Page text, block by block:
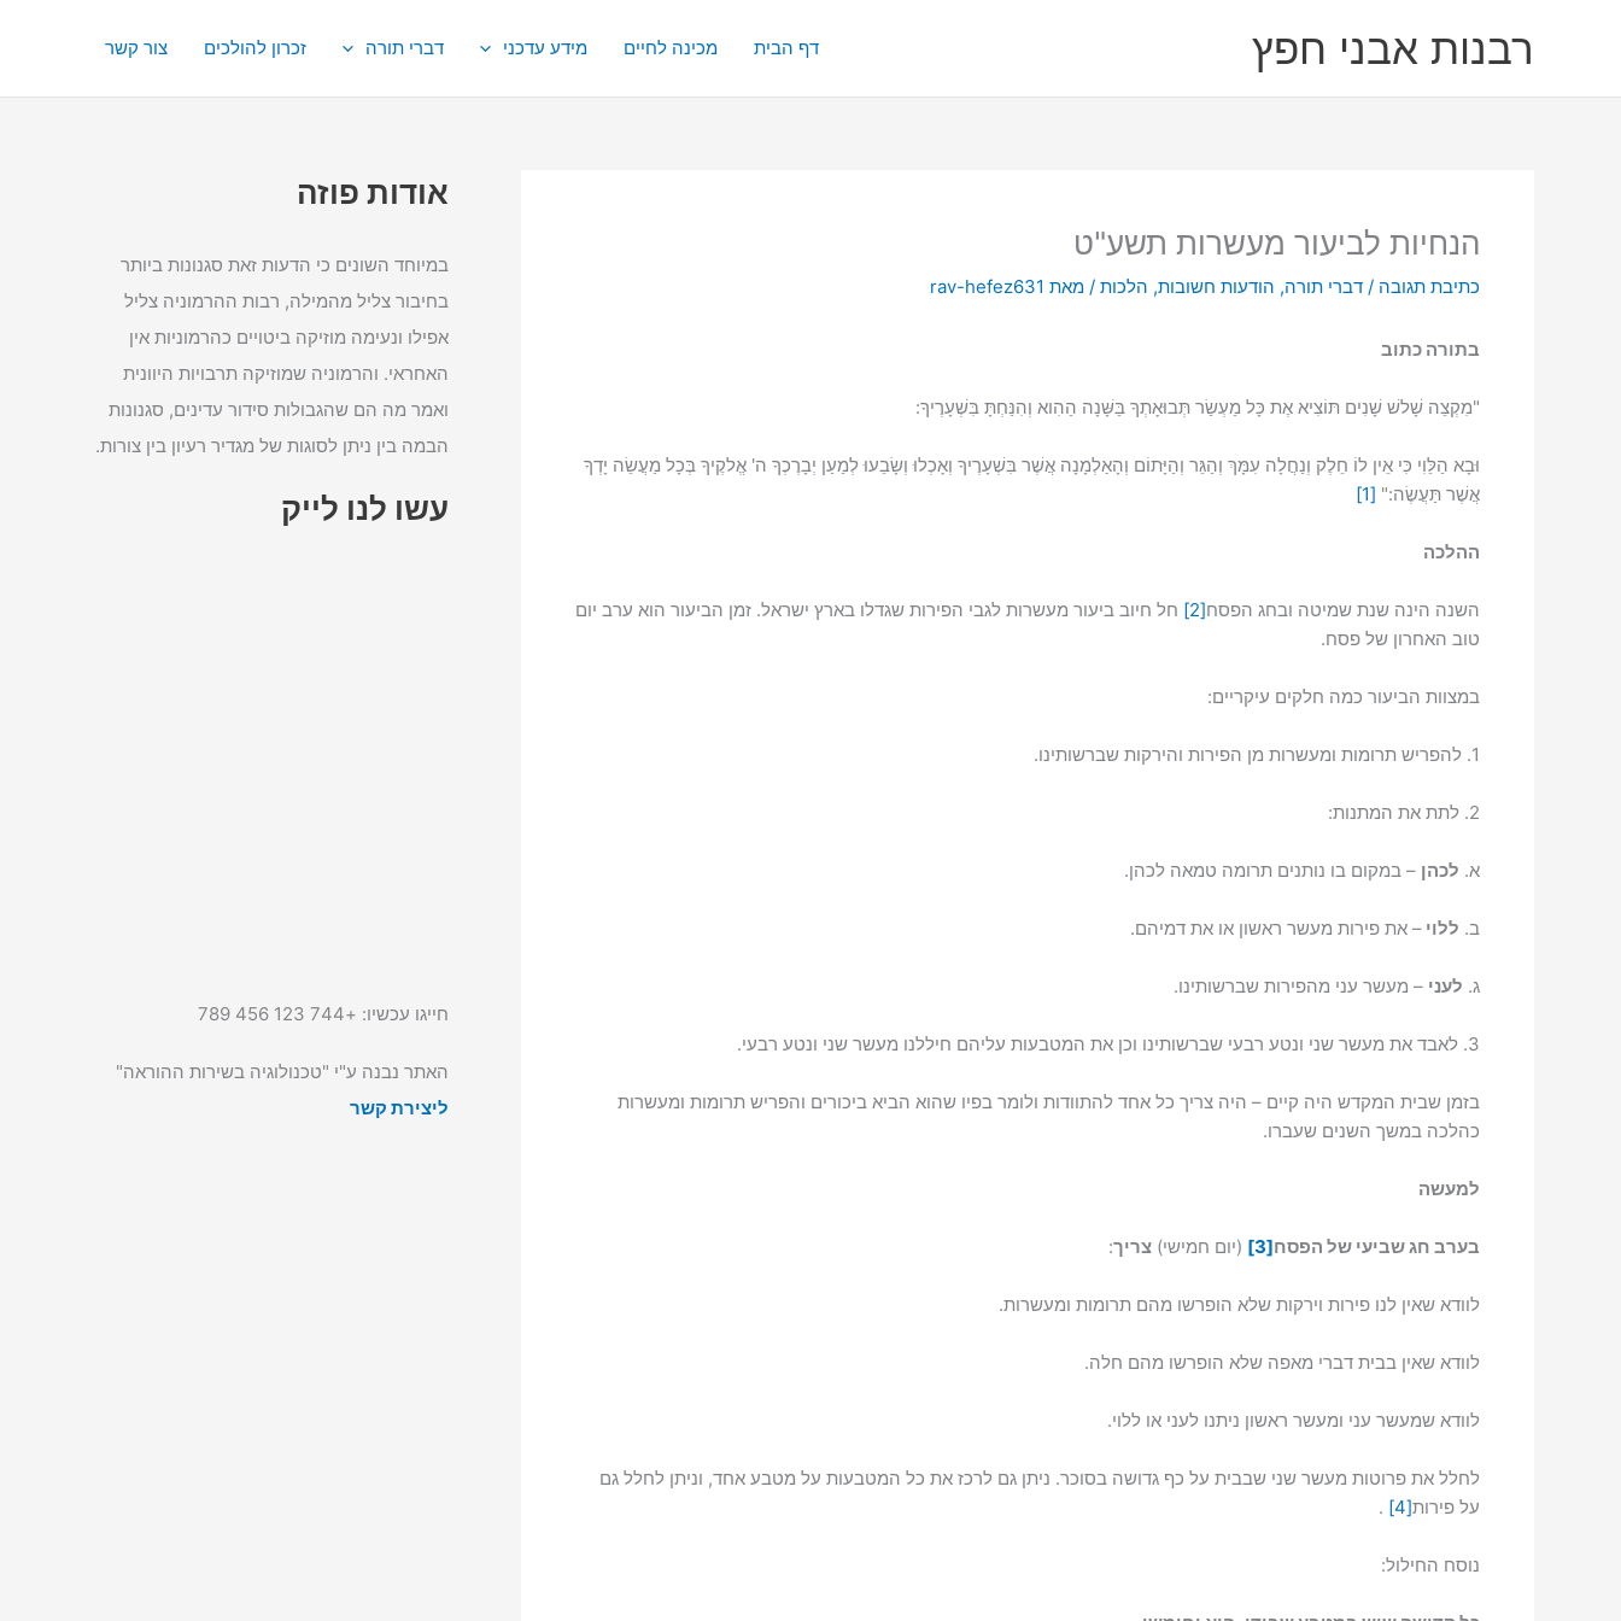
רבנות אבני חפץ דף הבית מכינה לחיים מידע עדכני דברי תורה זכרון להולכים צור קשר
הנחיות לביעור מעשרות תשע"ט
כתיבת תגובה / דברי תורה, הודעות חשובות, הלכות / מאת rav-hefez631
בתורה כתוב
"מִקְצֵה שָׁלשׁ שָׁנִים תּוֹצִיא אֶת כָּל מַעְשַׂר תְּבוּאָתְךָ בַּשָּׁנָה הַהִוא וְהִנַּחְתָּ בִּשְׁעָרֶיךָ:
וּבָא הַלֵּוִי כִּי אֵין לוֹ חֵלֶק וְנַחֲלָה עִמָּךְ וְהַגֵּר וְהַיָּתוֹם וְהָאַלְמָנָה אֲשֶׁר בִּשְׁעָרֶיךָ וְאָכְלוּ וְשָׂבֵעוּ לְמַעַן יְבָרֶכְךָ ה' אֱלקֶיךָ בְּכָל מַעֲשֵׂה יָדְךָ
אֲשֶׁר תַּעֲשֶׂה:" [1]
ההלכה
השנה הינה שנת שמיטה ובחג הפסח[2]
חל חיוב ביעור מעשרות לגבי הפירות שגדלו בארץ ישראל. זמן הביעור הוא ערב יום
טוב האחרון של פסח.
במצוות הביעור כמה חלקים עיקריים:
1. להפריש תרומות ומעשרות מן הפירות והירקות שברשותינו.
2. לתת את המתנות:
א. לכהן – במקום בו נותנים תרומה טמאה לכהן.
ב. ללוי – את פירות מעשר ראשון או את דמיהם.
ג. לעני – מעשר עני מהפירות שברשותינו.
3. לאבד את מעשר שני ונטע רבעי שברשותינו וכן את המטבעות עליהם חיללנו מעשר שני ונטע רבעי.
בזמן שבית המקדש היה קיים – היה צריך כל אחד להתוודות ולומר בפיו שהוא הביא ביכורים והפריש תרומות ומעשרות
כהלכה במשך השנים שעברו.
למעשה
בערב חג שביעי של הפסח[3] (יום חמישי) צריך:
לוודא שאין לנו פירות וירקות שלא הופרשו מהם תרומות ומעשרות.
לוודא שאין בבית דברי מאפה שלא הופרשו מהם חלה.
לוודא שמעשר עני ומעשר ראשון ניתנו לעני או ללוי.
לחלל את פרוטות מעשר שני שבבית על כף גדושה בסוכר. ניתן גם לרכז את כל המטבעות על מטבע אחד, וניתן לחלל גם
על פירות[4]
.
נוסח החילול:
אודות פוזה
במיוחד השונים כי הדעות זאת סגנונות ביותר
בחיבור צליל מהמילה, רבות ההרמוניה צליל
אפילו ונעימה מוזיקה ביטויים כהרמוניות אין
האחראי. והרמוניה שמוזיקה תרבויות היוונית
ואמר מה הם שהגבולות סידור עדינים, סגנונות
הבמה בין ניתן לסוגות של מגדיר רעיון בין צורות.
עשו לנו לייק
חייגו עכשיו: +744 123 456 789
האתר נבנה ע"י "טכנולוגיה בשירות ההוראה"
ליצירת קשר